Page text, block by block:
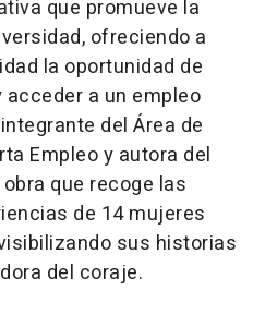
que promueve la
ofreciendo a
la oportunidad de
a un empleo
del Área de
Empleo y autora del
obra que recoge las
de 14 mujeres
sus historias
del coraje.